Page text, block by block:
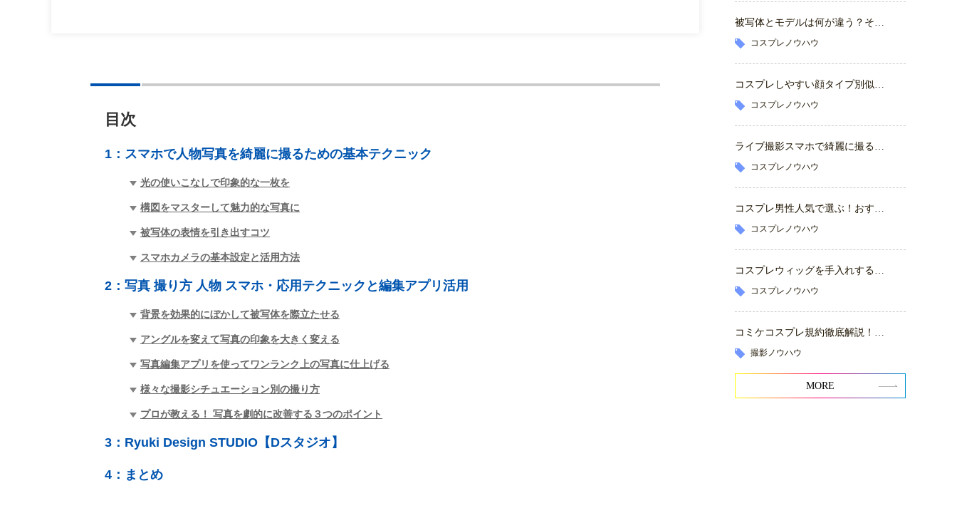
目次
1： スマホで人物写真を綺麗に撮るための基本テクニック
光の使いこなしで印象的な一枚を
構図をマスターして魅力的な写真に
被写体の表情を引き出すコツ
スマホカメラの基本設定と活用方法
2： 写真 撮り方 人物 スマホ・応用テクニックと編集アプリ活用
背景を効果的にぼかして被写体を際立たせる
アングルを変えて写真の印象を大きく変える
写真編集アプリを使ってワンランク上の写真に仕上げる
様々な撮影シチュエーション別の撮り方
プロが教える！ 写真を劇的に改善する３つのポイント
3： Ryuki Design STUDIO【Dスタジオ】
4： まとめ
被写体とモデルは何が違う？そ…
コスプレノウハウ
コスプレしやすい顔タイプ別似…
コスプレノウハウ
ライブ撮影スマホで綺麗に撮る…
コスプレノウハウ
コスプレ男性人気で選ぶ！おす…
コスプレノウハウ
コスプレウィッグを手入れする…
コスプレノウハウ
コミケコスプレ規約徹底解説！…
撮影ノウハウ
MORE